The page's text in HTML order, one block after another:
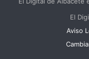
El
Aviso